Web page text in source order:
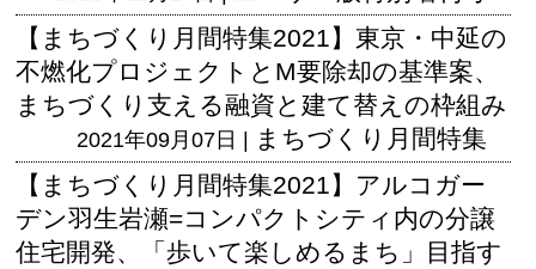
【まちづくり月間特集2021】東京・中延の
不燃化プロジェクトとM要除却の基準案、
まちづくり支える融資と建て替えの枠組み
2021年09月07日 | まちづくり月間特集
【まちづくり月間特集2021】アルコガー
デン羽生岩瀬=コンパクトシティ内の分譲
住宅開発、「歩いて楽しめるまち」目指す